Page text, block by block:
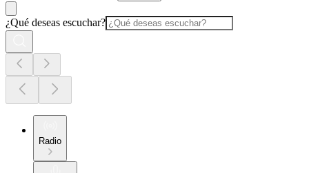
¿Qué deseas escuchar?
Radio